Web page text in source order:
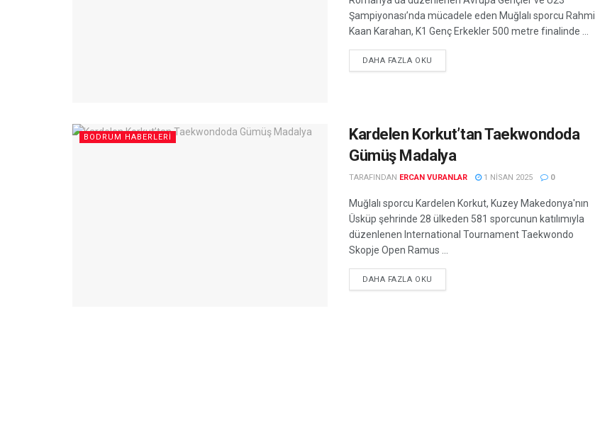
Şampiyonası’nda mücadele eden Muğlalı sporcu Rahmi
Kaan Karahan, K1 Genç Erkekler 500 metre finalinde ...
DAHA FAZLA OKU
BODRUM HABERLERI
Kardelen Korkut’tan Taekwondoda
Gümüş Madalya
TARAFINDAN ERCAN VURANLAR 1 NISAN 2025 0
Muğlalı sporcu Kardelen Korkut, Kuzey Makedonya'nın
Üsküp şehrinde 28 ülkeden 581 sporcunun katılımıyla
düzenlenen International Tournament Taekwondo
Skopje Open Ramus ...
DAHA FAZLA OKU